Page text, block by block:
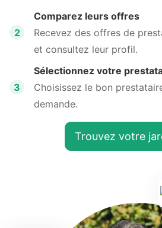
Jardinier
questions
Quel est le tarif d'un
rognon ?
Le tarif d'unjardinier à
professionnel. En général,
entre 30€ et 60€ de l'heure.
spécifiques, comme la taille